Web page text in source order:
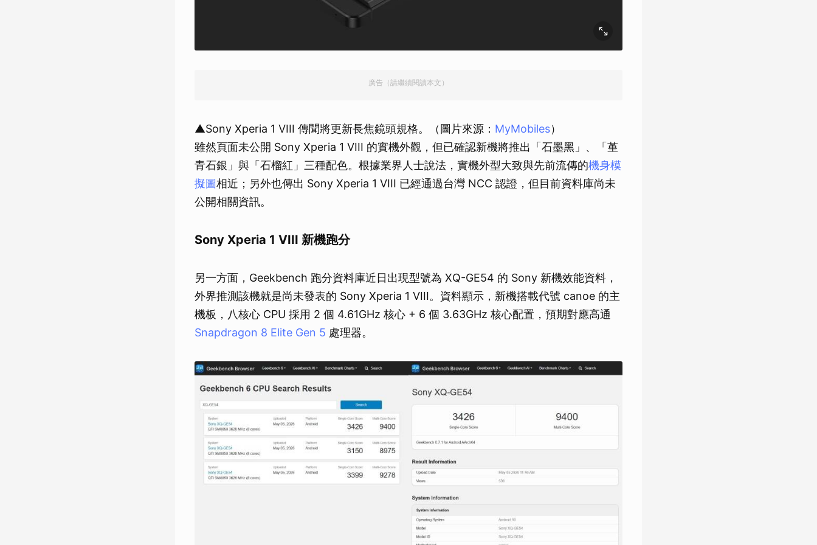
廣告（請繼續閱讀本文）
▲Sony Xperia 1 VIII 傳聞將更新長焦鏡頭規格。（圖片來源： MyMobiles）
雖然頁面未公開 Sony Xperia 1 VIII 的實機外觀，但已確認新機將推出「石墨黑」、「堇
青石銀」與「石榴紅」三種配色。根據業界人士說法，實機外型大致與先前流傳的機身模
擬圖相近；另外也傳出 Sony Xperia 1 VIII 已經通過台灣 NCC 認證，但目前資料庫尚未
公開相關資訊。
Sony Xperia 1 VIII 新機跑分
另一方面，Geekbench 跑分資料庫近日出現型號為 XQ-GE54 的 Sony 新機效能資料，
外界推測該機就是尚未發表的 Sony Xperia 1 VIII。資料顯示，新機搭載代號 canoe 的主
機板，八核心 CPU 採用 2 個 4.61GHz 核心 + 6 個 3.63GHz 核心配置，預期對應高通
Snapdragon 8 Elite Gen 5 處理器。